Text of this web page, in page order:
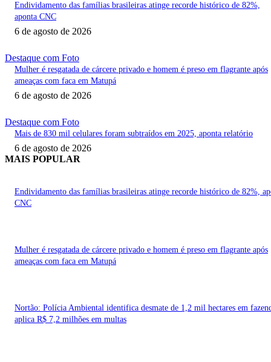
Endividamento das famílias brasileiras atinge recorde histórico de 82%,
aponta CNC
6 de agosto de 2026
Destaque com Foto
Mulher é resgatada de cárcere privado e homem é preso em flagrante após
ameaças com faca em Matupá
6 de agosto de 2026
Destaque com Foto
Mais de 830 mil celulares foram subtraídos em 2025, aponta relatório
6 de agosto de 2026
MAIS POPULAR
Endividamento das famílias brasileiras atinge recorde histórico de 82%,
CNC
Mulher é resgatada de cárcere privado e homem é preso em flagrante após
ameaças com faca em Matupá
Nortão: Polícia Ambiental identifica desmate de 1,2 mil hectares em
aplica R$ 7,2 milhões em multas